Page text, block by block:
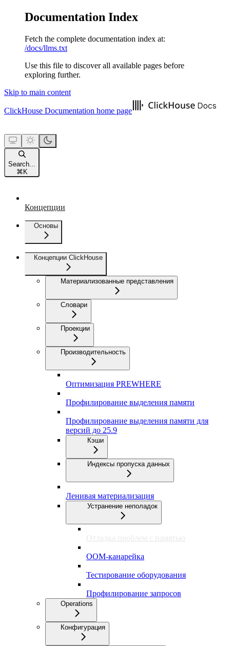
Documentation Index
Fetch the complete documentation index at:
/docs/llms.txt
Use this file to discover all available pages before
exploring further.
Skip to main content
ClickHouse Documentation home page
Search...
⌘ K
Концепции
Основы
Концепции ClickHouse
Материализованные представления
Словари
Проекции
Производительность
Оптимизация PREWHERE
Профилирование выделения памяти
Профилирование выделения памяти для
версий до 25.9
Кэши
Индексы пропуска данных
Ленивая материализация
Устранение неполадок
Отладка проблем с памятью
OOM-канарейка
Тестирование оборудования
Профилирование запросов
Operations
Конфигурация